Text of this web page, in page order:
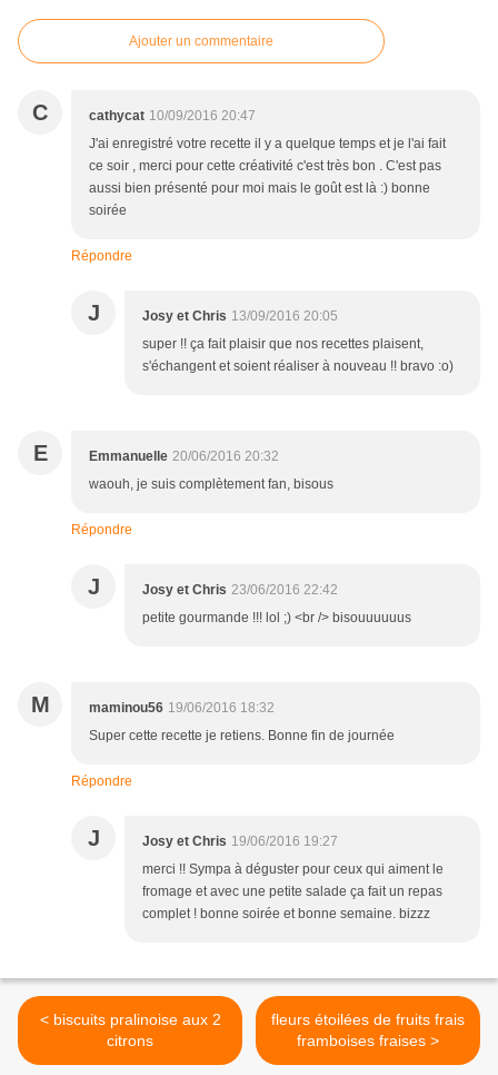
Ajouter un commentaire
C cathycat 10/09/2016 20:47
J'ai enregistré votre recette il y a quelque temps et je l'ai fait
ce soir , merci pour cette créativité c'est très bon . C'est pas
aussi bien présenté pour moi mais le goût est là :) bonne
soirée
Répondre
J Josy et Chris 13/09/2016 20:05
super !! ça fait plaisir que nos recettes plaisent,
s'échangent et soient réaliser à nouveau !! bravo :o)
E Emmanuelle 20/06/2016 20:32
waouh, je suis complètement fan, bisous
Répondre
J Josy et Chris 23/06/2016 22:42
petite gourmande !!! lol ;) <br /> bisouuuuuus
M maminou56 19/06/2016 18:32
Super cette recette je retiens. Bonne fin de journée
Répondre
J Josy et Chris 19/06/2016 19:27
merci !! Sympa à déguster pour ceux qui aiment le
fromage et avec une petite salade ça fait un repas
complet ! bonne soirée et bonne semaine. bizzz
< biscuits pralinoise aux 2
citrons
fleurs étoilées de fruits frais
framboises fraises >